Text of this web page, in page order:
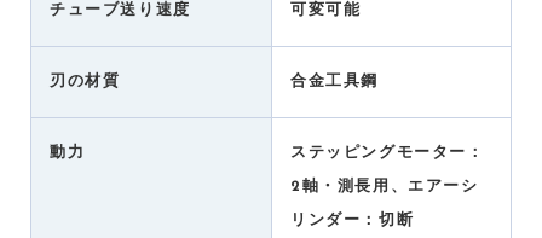
チューブ送り速度 可変可能
刃の材質 合金工具鋼
動力 ステッピングモーター：
2軸・測長用、エアーシ
リンダー：切断